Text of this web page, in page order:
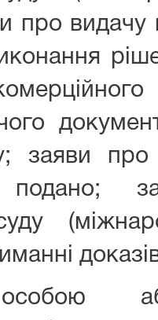
про видачу
заяви про
подано;